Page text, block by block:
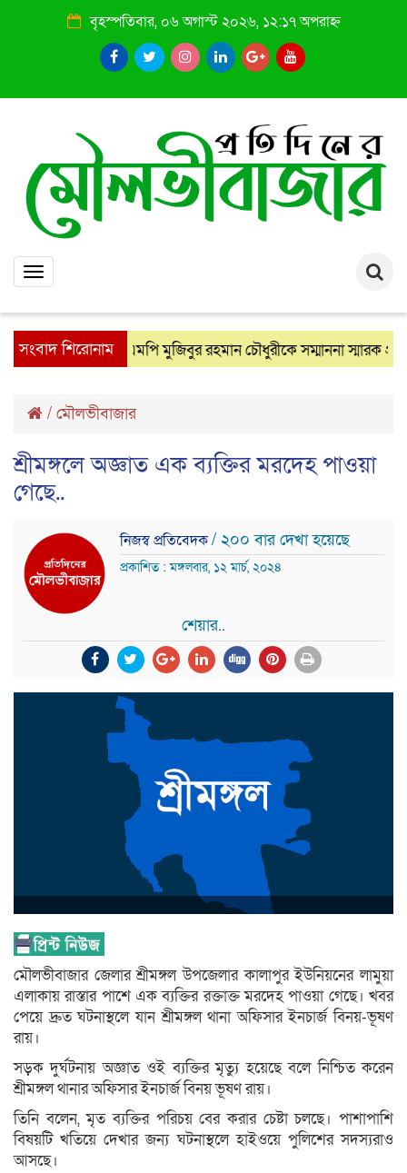
বৃহস্পতিবার, ০৬ অগাস্ট ২০২৬, ১২:১৭ অপরাহ্ন
Toggle
সংবাদ শিরোনাম
পক্ষ থেকে এমপি মুজিবুর রহমান চৌধুরীকে সম্মাননা স্মারক প্রদান
/ মৌলভীবাজার
শ্রীমঙ্গলে অজ্ঞাত এক ব্যক্তির মরদেহ পাওয়া
গেছে..
নিজস্ব প্রতিবেদক/ ২০০ বার দেখা হয়েছে
প্রকাশিত : মঙ্গলবার, ১২ মার্চ, ২০২৪
শেয়ার..
মৌলভীবাজার জেলার শ্রীমঙ্গল উপজেলার কালাপুর ইউনিয়নের লামুয়া
এলাকায় রাস্তার পাশে এক ব্যক্তির রক্তাক্ত মরদেহ পাওয়া গেছে। খবর
পেয়ে দ্রুত ঘটনাস্থলে যান শ্রীমঙ্গল থানা অফিসার ইনচার্জ বিনয়-ভূষণ
রায়।
সড়ক দুর্ঘটনায় অজ্ঞাত ওই ব্যক্তির মৃত্যু হয়েছে বলে নিশ্চিত করেন
শ্রীমঙ্গল থানার অফিসার ইনচার্জ বিনয় ভূষণ রায়।
তিনি বলেন, মৃত ব্যক্তির পরিচয় বের করার চেষ্টা চলছে। পাশাপাশি
বিষয়টি খতিয়ে দেখার জন্য ঘটনাস্থলে হাইওয়ে পুলিশের সদস্যরাও
আসছে।